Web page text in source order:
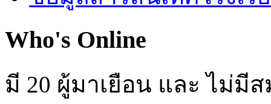
Who's Online
มี 20 ผู้มาเยือน และ ไม่มี